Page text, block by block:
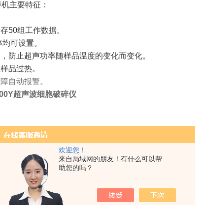
欢迎您！
来自局域网的朋友！有什么可以帮
助您的吗？
主要特征：
50组工作数据。
可设置。
防止超声功率随样品温度的变化而变化。
品过热。
自动报警。
超声波细胞破碎仪